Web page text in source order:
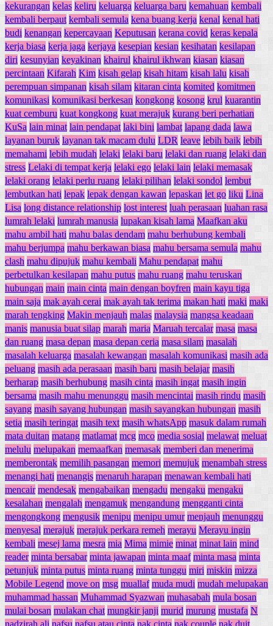
kekurangan kelas keliru keluarga keluarga baru kemahuan kembali
kembali berpaut kembali semula kena buang kerja kenal kenal hati
budi kenangan kepercayaan Keputusan kerana covid keras kepala
kerja biasa kerja jaga kerjaya kesepian kesian kesihatan kesilapan
diri kesunyian keyakinan khairul khairul ikhwan kiasan kiasan
percintaan Kifarah Kim kisah gelap kisah hitam kisah lalu kisah
perempuan simpanan kisah silam kitaran cinta komited komitmen
komunikasi komunikasi berkesan kongkong kosong krul kuarantin
kuat cemburu kuat kongkong kuat merajuk kurang beri perhatian
KuSa lain minat lain pendapat laki bini lambat lapang dada lawa
layanan buruk layanan tak macam dulu LDR leave lebih baik lebih
memahami lebih mudah lelaki lelaki baru lelaki dan ruang lelaki dan
stress Lelaki di tempat kerja lelaki ego lelaki lain lelaki memasak
lelaki orang lelaki perlu ruang lelaki pilihan lelaki sondol lembut
lembutkan hati lepak lepak dengan kawan lepaskan let go liku Lina
Lisa long distance relationship lost interest luah perasaan luahan rasa
lumrah lelaki lumrah manusia lupakan kisah lama Maafkan aku
mahu ambil hati mahu balas dendam mahu berhubung kembali
mahu berjumpa mahu berkawan biasa mahu bersama semula mahu
clash mahu dipujuk mahu kembali Mahu pendapat mahu
perbetulkan kesilapan mahu putus mahu ruang mahu teruskan
hubungan main main cinta main dengan boyfren main kayu tiga
main saja mak ayah cerai mak ayah tak terima makan hati maki maki
marah tengking Makin menjauh malas malaysia mangsa keadaan
manis manusia buat silap marah maria Maruah tercalar masa masa
dan ruang masa depan masa depan ceria masa silam masalah
masalah keluarga masalah kewangan masalah komunikasi masih ada
peluang masih ada perasaan masih baru masih belajar masih
berharap masih berhubung masih cinta masih ingat masih ingin
bersama masih mahu menunggu masih mencintai masih rindu masih
sayang masih sayang hubungan masih sayangkan hubungan masih
setia masih teringat masih text masih whatsApp masuk dalam rumah
mata duitan matang matlamat mcg mco media sosial melawat meluat
melulu melupakan memaafkan memasak memberi dan menerima
memberontak memilih pasangan memori memujuk menambah stress
menangi hati menangis menaruh harapan menawan kembali hati
mencair mendesak mengabaikan mengadu mengaku mengaku
kesalahan mengalah mengamuk mengandung mengganti cinta
mengongkong mengusik menipu menipu umur menjauh menunggu
menyesal merajuk merajuk perkara remeh merayu Merayu ingin
kembali mesej lama mesra mia Mima mimie minat minat lain mind
reader minta bersabar minta jawapan minta maaf minta masa minta
petunjuk minta putus minta ruang minta tunggu miri miskin mizza
Mobile Legend move on msg muallaf muda mudi mudah melupakan
muhammad hassan Muhammad Syazwan muhasabah mula bosan
mulai bosan mulakan chat mungkir janji murid murung mustafa N